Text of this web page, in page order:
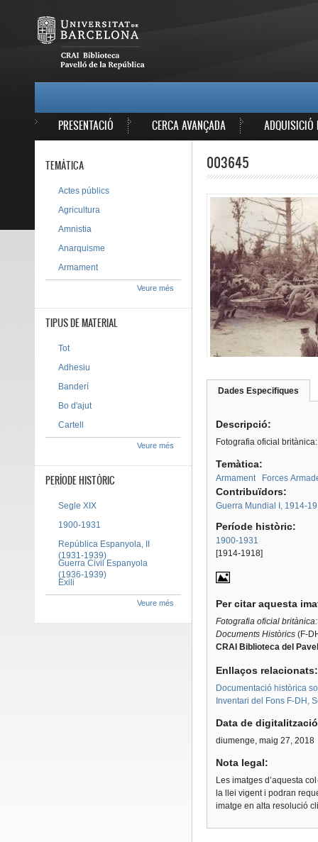
PRESENTACIÓ CERCA AVANÇADA ADQUISICIÓ
003645
Dades Especifiques
Descripció:
Fotografia oficial
Temàtica:
Armament Forces
Contribuïdors:
Guerra Mundial I, 1914-
Període històric:
1900-1931
[1914-1918]
Per citar aquesta
Fotografia oficial
Documents Històrics(F-
CRAI Biblioteca del
Enllaços
Documentació històrica
Inventari del Fons F-DH,
Data de
diumenge, maig 27, 2018
Nota legal:
Les imatges d’aquesta
la llei vigent i podran
imatge en alta resolució
TEMÀTICA
Actes públics
Agricultura
Amnistia
Anarquisme
Armament
Veure més
TIPUS DE MATERIAL
Tot
Adhesiu
Banderí
Bo d'ajut
Cartell
Veure més
PERÍODE HISTÒRIC
Segle XIX
1900-1931
República Espanyola, II
(1931-1939)
Guerra Civil Espanyola
(1936-1939)
Exili
Veure més